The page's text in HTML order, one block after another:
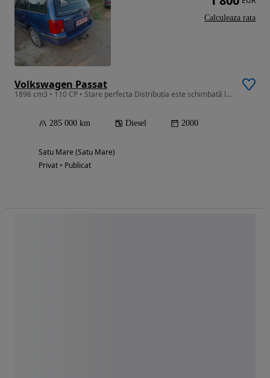
Volkswagen Passat
1896 cm3 • 110 CP • Stare perfecta Distribuția este schimbată la 225000
285 000 km Diesel 2000
Satu Mare (Satu Mare)
Privat • Publicat
Calculeaza rata